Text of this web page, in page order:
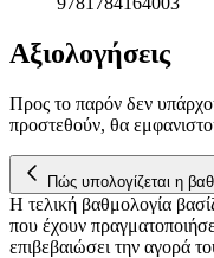
Αξιολογήσεις
Προς το παρόν δεν
προστεθούν, θα
Πώς υπολογίζεται η
Η τελική βαθμολογία
που έχουν
επιβεβαιώσει την αγορά